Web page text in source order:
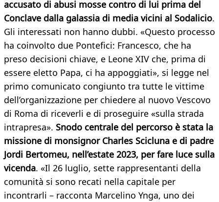
accusato di abusi mosse contro di lui prima del
Conclave dalla galassia di media vicini al Sodalicio.
Gli interessati non hanno dubbi. «Questo processo
ha coinvolto due Pontefici: Francesco, che ha
preso decisioni chiave, e Leone XIV che, prima di
essere eletto Papa, ci ha appoggiati», si legge nel
primo comunicato congiunto tra tutte le vittime
dell’organizzazione per chiedere al nuovo Vescovo
di Roma di riceverli e di proseguire «sulla strada
intrapresa». Snodo centrale del percorso è stata la
missione di monsignor Charles Scicluna e di padre
Jordi Bertomeu, nell’estate 2023, per fare luce sulla
vicenda. «Il 26 luglio, sette rappresentanti della
comunità si sono recati nella capitale per
incontrarli – racconta Marcelino Ynga, uno dei